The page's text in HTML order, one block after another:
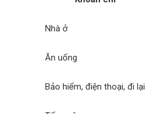
Nhà ở
Ăn uống
Bảo hiểm, điện thoại, đi lại